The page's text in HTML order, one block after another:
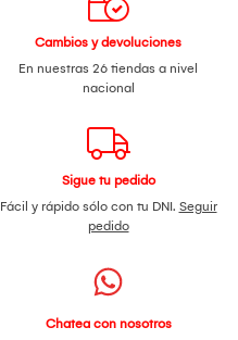
Cambios y devoluciones
En nuestras 26 tiendas a nivel
nacional
Sigue tu pedido
Fácil y rápido sólo con tu DNI. Seguir
pedido
Chatea con nosotros